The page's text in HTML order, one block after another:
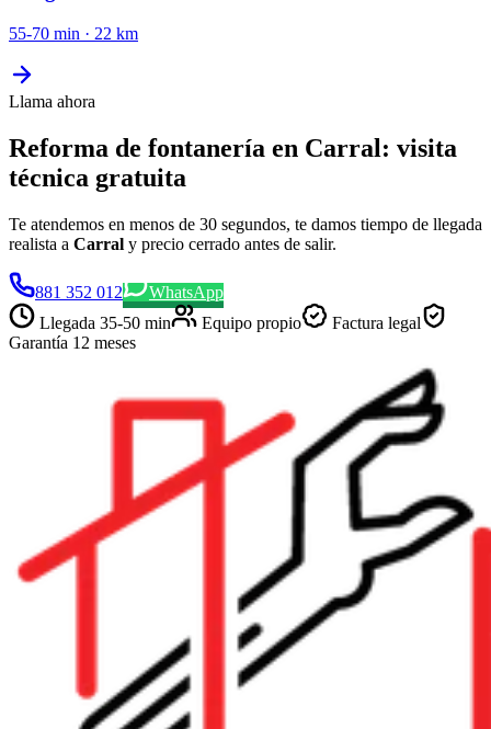
55-70 min · 22 km
Llama ahora
Reforma de fontanería en Carral: visita
técnica gratuita
Te atendemos en menos de 30 segundos, te damos tiempo de llegada
realista a Carral y precio cerrado antes de salir.
881 352 012
WhatsApp
Llegada 35-50 min Equipo propio
Factura legal
Garantía 12 meses